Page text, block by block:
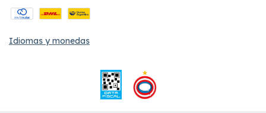
Idiomas y monedas